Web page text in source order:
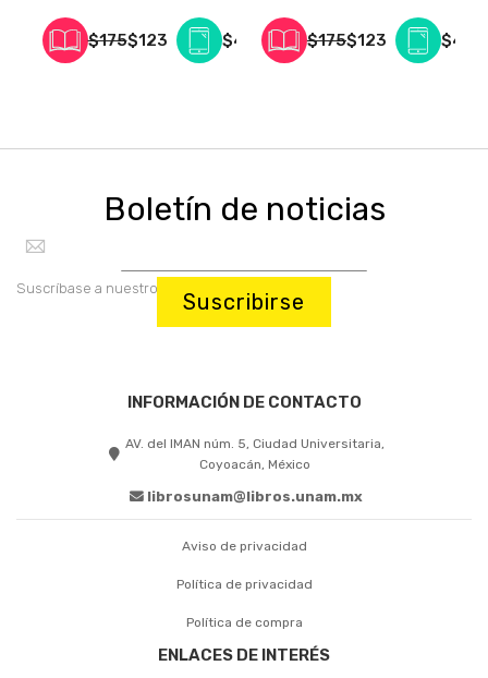
$175$123 $40 $175$123 $40
Boletín de noticias
Suscríbase a nuestro boletín:
Suscribirse
INFORMACIÓN DE CONTACTO
AV. del IMAN núm. 5, Ciudad Universitaria,
Coyoacán, México
librosunam@libros.unam.mx
Aviso de privacidad
Política de privacidad
Política de compra
ENLACES DE INTERÉS